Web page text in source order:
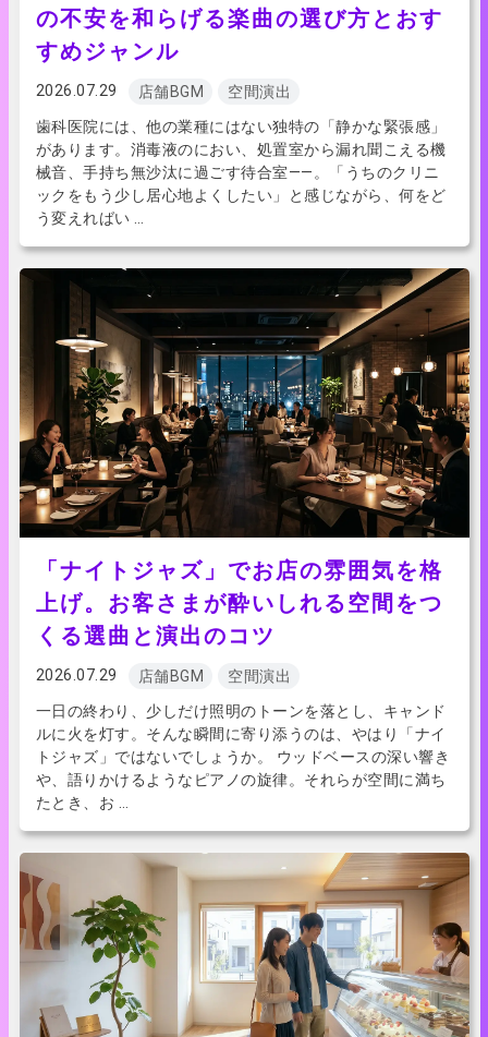
の不安を和らげる楽曲の選び方とおす
すめジャンル
2026.07.29 店舗BGM
空間演出
歯科医院には、他の業種にはない独特の「静かな緊張感」
があります。消毒液のにおい、処置室から漏れ聞こえる機
械音、手持ち無沙汰に過ごす待合室——。「うちのクリニ
ックをもう少し居心地よくしたい」と感じながら、何をど
う変えればい …
「ナイトジャズ」でお店の雰囲気を格
上げ。お客さまが酔いしれる空間をつ
くる選曲と演出のコツ
2026.07.29 店舗BGM
空間演出
一日の終わり、少しだけ照明のトーンを落とし、キャンド
ルに火を灯す。そんな瞬間に寄り添うのは、やはり「ナイ
トジャズ」ではないでしょうか。 ウッドベースの深い響き
や、語りかけるようなピアノの旋律。それらが空間に満ち
たとき、お …